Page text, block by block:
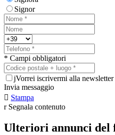
Signor
* Campi obbligatori
jVorrei iscrivermi alla newsletter
Invia messaggio
 Stampa
r Segnala contenuto
Ulteriori annunci del